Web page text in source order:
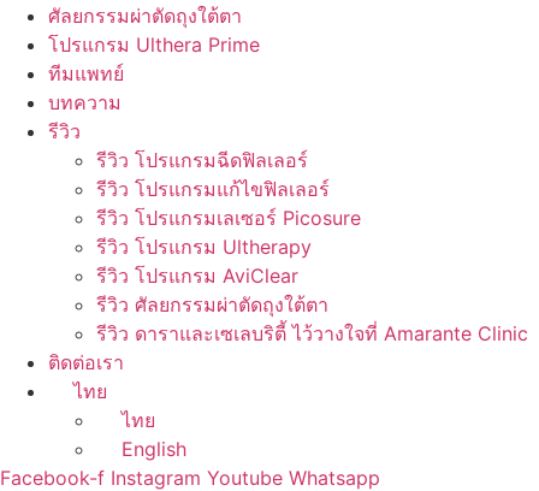
ศัลยกรรมผ่าตัดถุงใต้ตา
โปรแกรม Ulthera Prime
ทีมแพทย์
บทความ
รีวิว
รีวิว โปรแกรมฉีดฟิลเลอร์
รีวิว โปรแกรมแก้ไขฟิลเลอร์
รีวิว โปรแกรมเลเซอร์ Picosure
รีวิว โปรแกรม Ultherapy
รีวิว โปรแกรม AviClear
รีวิว ศัลยกรรมผ่าตัดถุงใต้ตา
รีวิว ดาราและเซเลบริตี้ ไว้วางใจที่ Amarante Clinic
ติดต่อเรา
ไทย
ไทย
English
Facebook-f Instagram Youtube Whatsapp